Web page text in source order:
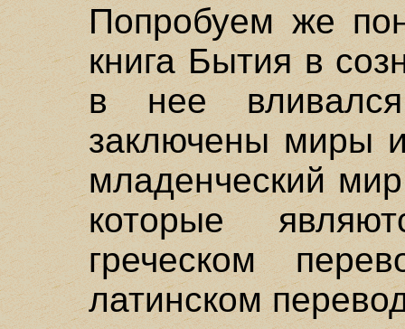
Попробуем же
книга Бытия в
в нее
заключены миры
младенческий
которые
греческом
латинском